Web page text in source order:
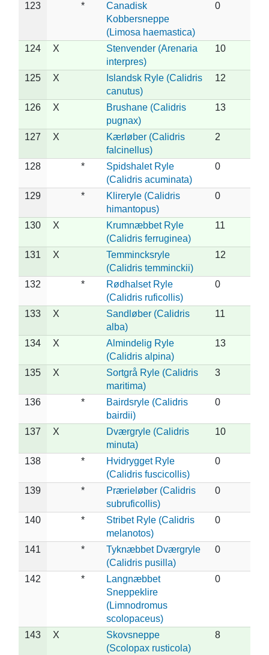
123 *
Canadisk
Kobbersneppe
(Limosa haemastica)
0
124 X
Stenvender (Arenaria
interpres)
10
125 X
Islandsk Ryle (Calidris
canutus)
12
126 X
Brushane (Calidris
pugnax)
13
127 X
Kærløber (Calidris
falcinellus)
2
128 *
Spidshalet Ryle
(Calidris acuminata)
0
129 *
Klireryle (Calidris
himantopus)
0
130 X
Krumnæbbet Ryle
(Calidris ferruginea)
11
131 X
Temmincksryle
(Calidris temminckii)
12
132 *
Rødhalset Ryle
(Calidris ruficollis)
0
133 X
Sandløber (Calidris
alba)
11
134 X
Almindelig Ryle
(Calidris alpina)
13
135 X
Sortgrå Ryle (Calidris
maritima)
3
136 *
Bairdsryle (Calidris
bairdii)
0
137 X
Dværgryle (Calidris
minuta)
10
138 *
Hvidrygget Ryle
(Calidris fuscicollis)
0
139 *
Prærieløber (Calidris
subruficollis)
0
140 *
Stribet Ryle (Calidris
melanotos)
0
141 *
Tyknæbbet Dværgryle
(Calidris pusilla)
0
142 *
Langnæbbet
Sneppeklire
(Limnodromus
scolopaceus)
0
143 X
Skovsneppe
(Scolopax rusticola)
8